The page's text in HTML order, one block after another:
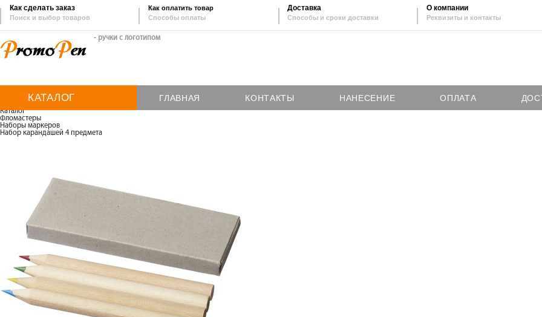
Как сделать заказ
Поиск и выбор товаров
Как оплатить товар
Способы оплаты
Доставка
Способы и сроки доставки
О компании
Реквизиты и контакты
- ручки с логотипом
КАТАЛОГ ГЛАВНАЯ КОНТАКТЫ НАНЕСЕНИЕ ОПЛАТА
Каталог
Фломастеры
Наборы маркеров
Набор карандашей 4 предмета